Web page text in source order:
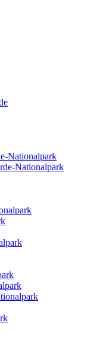
Nationalpark
Nationalpark